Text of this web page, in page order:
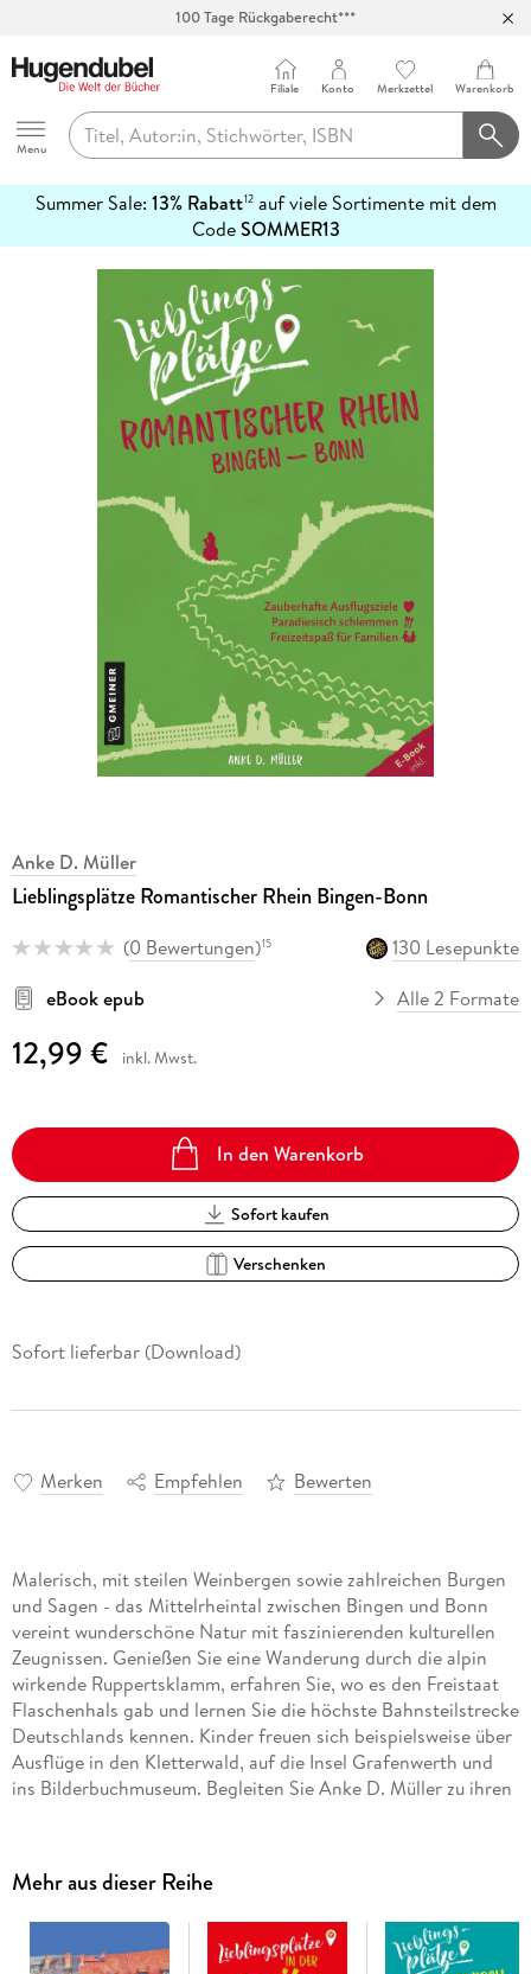
100 Tage Rückgaberecht***
Hugendubel
Menu
Filiale Konto Merkzettel Warenkorb
Summer Sale: 13% Rabatt12auf viele Sortimente mit dem
CodeSOMMER13
erfahren
Anke D. Müller
Lieblingsplätze Romantischer Rhein Bingen-Bonn
(0 Bewertungen)15
130 Lesepunkte
eBook epub
Alle 2 Formate
12,99 € inkl. Mwst.
In den Warenkorb
Sofort kaufen
Verschenken
Sofort lieferbar (Download)
Merken Empfehlen Bewerten
Malerisch, mit steilen Weinbergen sowie zahlreichen Burgen
und Sagen - das Mittelrheintal zwischen Bingen und Bonn
vereint wunderschöne Natur mit faszinierenden kulturellen
Zeugnissen. Genießen Sie eine Wanderung durch die alpin
wirkende Ruppertsklamm, erfahren Sie, wo es den Freistaat
Flaschenhals gab und lernen Sie die höchste Bahnsteilstrecke
Deutschlands kennen. Kinder freuen sich beispielsweise über
Ausflüge in den Kletterwald, auf die Insel Grafenwerth und
ins Bilderbuchmuseum. Begleiten Sie Anke D. Müller zu ihren
Mehr aus dieser Reihe